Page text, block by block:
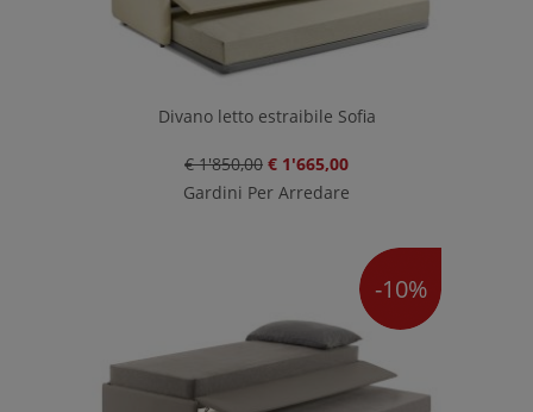
Divano letto estraibile Sofia
€ 1'850,00 € 1'665,00
Gardini Per Arredare
-10%